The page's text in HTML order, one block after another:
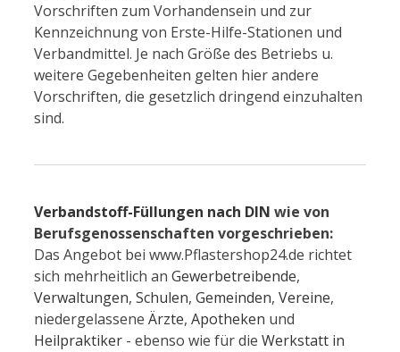
Vorschriften zum Vorhandensein und zur
Kennzeichnung von Erste-Hilfe-Stationen und
Verbandmittel. Je nach Größe des Betriebs u.
weitere Gegebenheiten gelten hier andere
Vorschriften, die gesetzlich dringend einzuhalten
sind.
Verbandstoff-Füllungen nach DIN wie von
Berufsgenossenschaften vorgeschrieben:
Das Angebot bei www.Pflastershop24.de richtet
sich mehrheitlich an Gewerbetreibende,
Verwaltungen, Schulen, Gemeinden, Vereine,
niedergelassene Ärzte, Apotheken und
Heilpraktiker - ebenso wie für die Werkstatt in